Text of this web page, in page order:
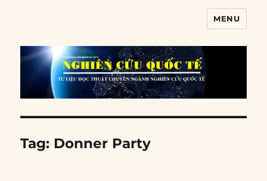
MENU
Tag: Donner Party